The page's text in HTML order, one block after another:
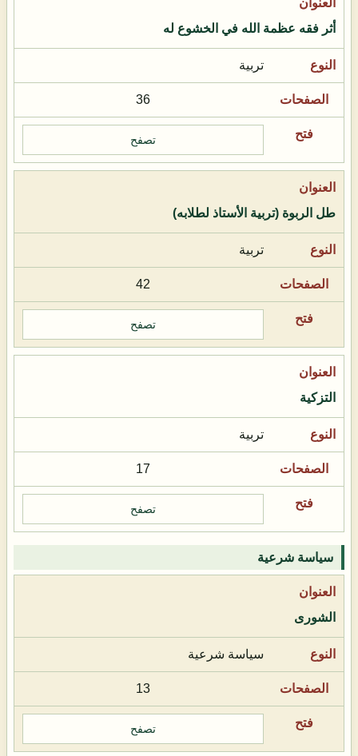
أثر فقه عظمة الله في الخشوع له
تربية
36
تصفح
طل الربوة (تربية الأستاذ لطلابه)
تربية
42
تصفح
التزكية
تربية
17
تصفح
سياسة شرعية
الشورى
سياسة شرعية
13
تصفح